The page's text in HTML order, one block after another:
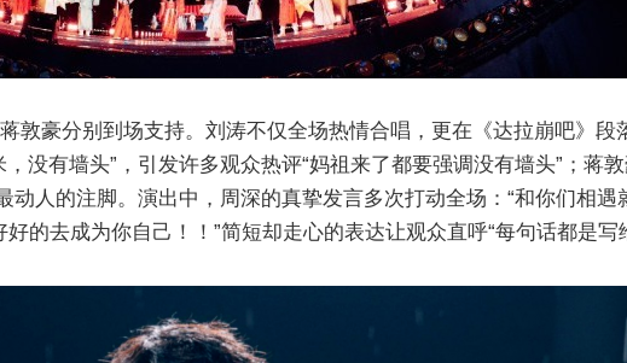
敦豪分别到场支持。刘涛不仅全场热情合唱，更在《达拉崩吧》段
没有墙头”，引发许多观众热评“妈祖来了都要强调没有墙头”；蒋
动人的注脚。演出中，周深的真挚发言多次打动全场：“和你们相遇
的去成为你自己！！”简短却走心的表达让观众直呼“每句话都是写